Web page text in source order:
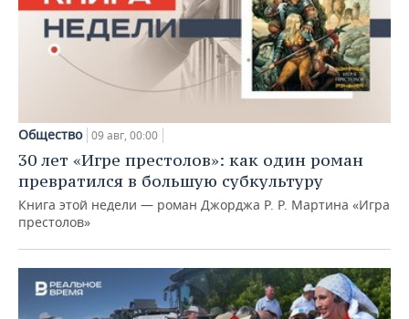
Общество 09 авг, 00:00
30 лет «Игре престолов»: как один роман
превратился в большую субкультуру
Книга этой недели — роман Джорджа Р. Р. Мартина «Игра
престолов»